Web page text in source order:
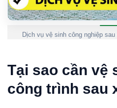
Dịch vụ vệ sinh công nghiệp
Tại sao cần vệ
công trình sau